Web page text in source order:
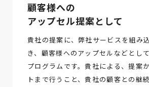
顧客様への
アップセル提案として
貴社の提案に、弊社サービスを組み
き、顧客様へのアップセルなどとし
プログラムです。貴社による、提案
トまで行うこと、貴社の顧客との継